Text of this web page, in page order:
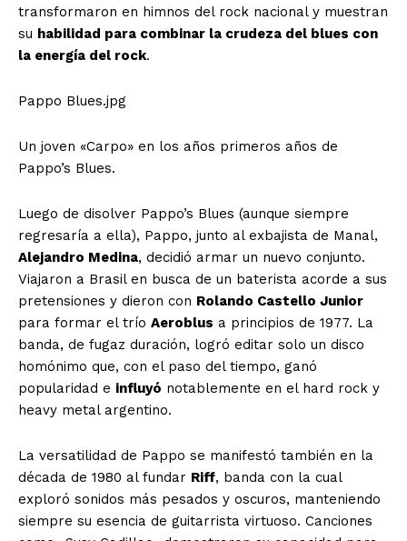
transformaron en himnos del rock nacional y muestran
su habilidad para combinar la crudeza del blues con
la energía del rock.
Pappo Blues.jpg
Un joven «Carpo» en los años primeros años de
Pappo’s Blues.
Luego de disolver Pappo’s Blues (aunque siempre
regresaría a ella), Pappo, junto al exbajista de Manal,
Alejandro Medina, decidió armar un nuevo conjunto.
Viajaron a Brasil en busca de un baterista acorde a sus
pretensiones y dieron con Rolando Castello Junior
para formar el trío Aeroblus a principios de 1977. La
banda, de fugaz duración, logró editar solo un disco
homónimo que, con el paso del tiempo, ganó
popularidad e influyó notablemente en el hard rock y
heavy metal argentino.
La versatilidad de Pappo se manifestó también en la
década de 1980 al fundar Riff, banda con la cual
exploró sonidos más pesados y oscuros, manteniendo
siempre su esencia de guitarrista virtuoso. Canciones